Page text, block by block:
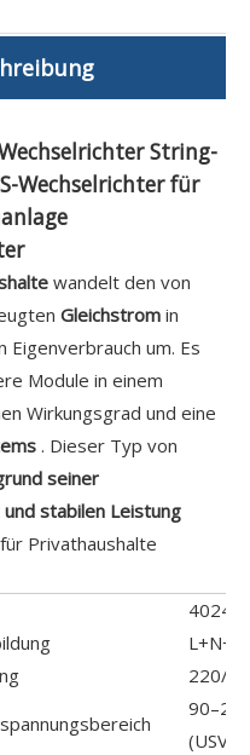
String-
Wechselrichter für
wandelt den von
Gleichstrom in
Eigenverbrauch um. Es
Module in einem
Wirkungsgrad und eine
. Dieser Typ von
seiner
stabilen Leistung
Privathaushalte
220/
(USV-